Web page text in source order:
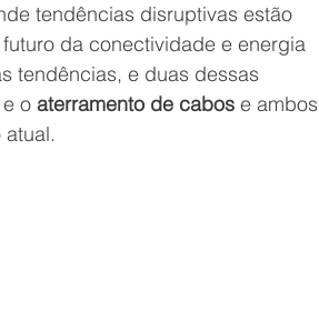
tendências disruptivas estão
da conectividade e energia
tendências, e duas dessas
o aterramento de cabos e ambos